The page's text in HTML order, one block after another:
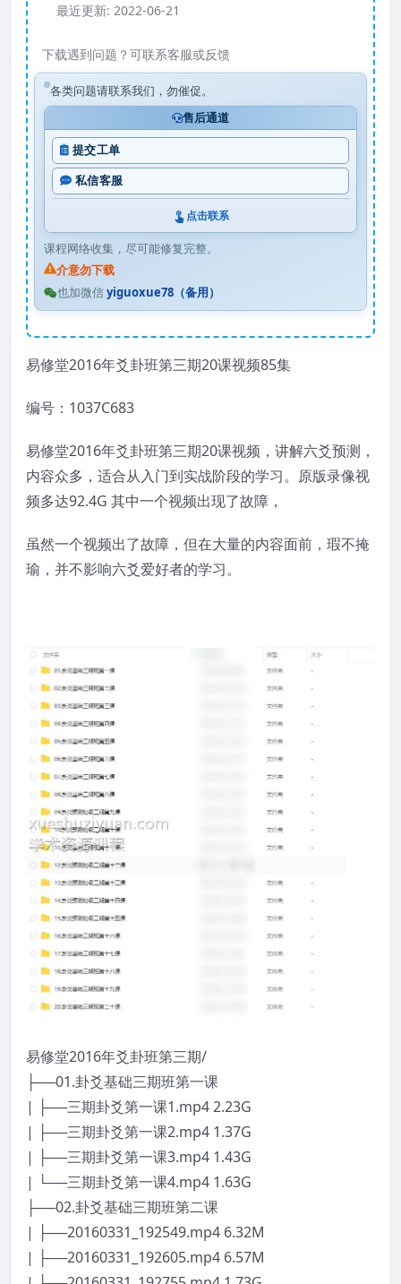
最近更新: 2022-06-21
下载遇到问题？可联系客服或反馈
各类问题请联系我们，勿催促。
售后通道
提交工单
私信客服
点击联系
课程网络收集，尽可能修复完整。
介意勿下载
也加微信yiguoxue78（备用）
易修堂2016年爻卦班第三期20课视频85集
编号：1037C683
易修堂2016年爻卦班第三期20课视频，讲解六爻预测，
内容众多，适合从入门到实战阶段的学习。原版录像视
频多达92.4G 其中一个视频出现了故障，
虽然一个视频出了故障，但在大量的内容面前，瑕不掩
瑜，并不影响六爻爱好者的学习。
易修堂2016年爻卦班第三期/
├──01.卦爻基础三期班第一课
| ├──三期卦爻第一课1.mp4 2.23G
| ├──三期卦爻第一课2.mp4 1.37G
| ├──三期卦爻第一课3.mp4 1.43G
| └──三期卦爻第一课4.mp4 1.63G
├──02.卦爻基础三期班第二课
| ├──20160331_192549.mp4 6.32M
| ├──20160331_192605.mp4 6.57M